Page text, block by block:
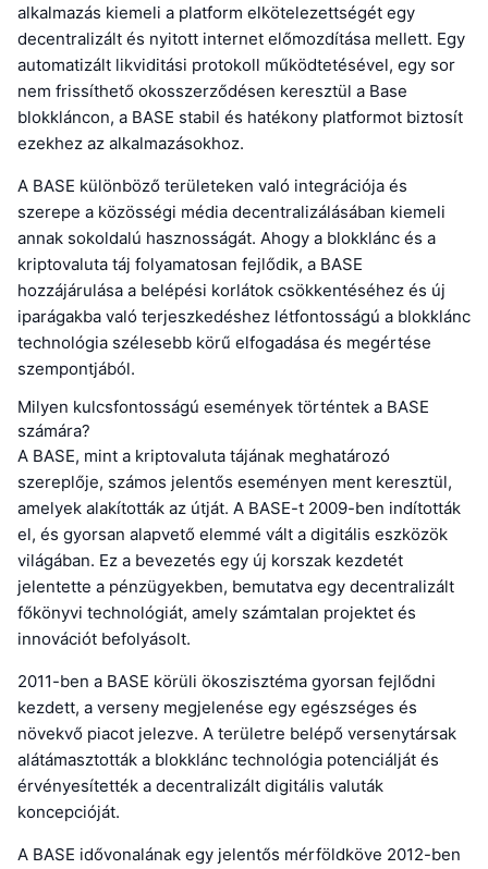
alkalmazás kiemeli a platform elkötelezettségét egy
decentralizált és nyitott internet előmozdítása mellett. Egy
automatizált likviditási protokoll működtetésével, egy sor
nem frissíthető okosszerződésen keresztül a Base
blokkláncon, a BASE stabil és hatékony platformot biztosít
ezekhez az alkalmazásokhoz.
A BASE különböző területeken való integrációja és
szerepe a közösségi média decentralizálásában kiemeli
annak sokoldalú hasznosságát. Ahogy a blokklánc és a
kriptovaluta táj folyamatosan fejlődik, a BASE
hozzájárulása a belépési korlátok csökkentéséhez és új
iparágakba való terjeszkedéshez létfontosságú a blokklánc
technológia szélesebb körű elfogadása és megértése
szempontjából.
Milyen kulcsfontosságú események történtek a BASE
számára?
A BASE, mint a kriptovaluta tájának meghatározó
szereplője, számos jelentős eseményen ment keresztül,
amelyek alakították az útját. A BASE-t 2009-ben indították
el, és gyorsan alapvető elemmé vált a digitális eszközök
világában. Ez a bevezetés egy új korszak kezdetét
jelentette a pénzügyekben, bemutatva egy decentralizált
főkönyvi technológiát, amely számtalan projektet és
innovációt befolyásolt.
2011-ben a BASE körüli ökoszisztéma gyorsan fejlődni
kezdett, a verseny megjelenése egy egészséges és
növekvő piacot jelezve. A területre belépő versenytársak
alátámasztották a blokklánc technológia potenciálját és
érvényesítették a decentralizált digitális valuták
koncepcióját.
A BASE idővonalának egy jelentős mérföldköve 2012-ben